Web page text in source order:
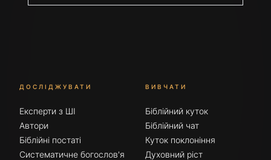
ДОСЛІДЖУВАТИ
Експерти з ШІ
Автори
Біблійні постаті
Систематичне богослов'я
ВИВЧАТИ
Біблійний куток
Біблійний чат
Куток поклоніння
Духовний ріст